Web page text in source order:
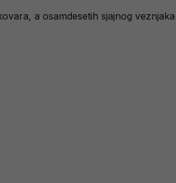
a osamdesetih sjajnog veznjaka